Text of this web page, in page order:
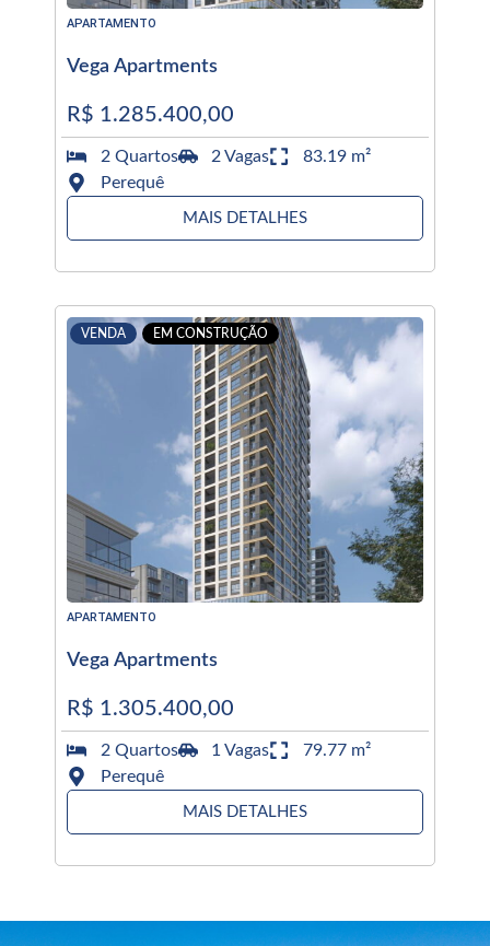
APARTAMENTO
Vega Apartments
R$ 1.285.400,00
2 Quartos 2 Vagas
83.19 m²
Perequê
MAIS DETALHES
APARTAMENTO
Vega Apartments
R$ 1.305.400,00
2 Quartos 1 Vagas
79.77 m²
Perequê
MAIS DETALHES
VENDA EM CONSTRUÇÃO